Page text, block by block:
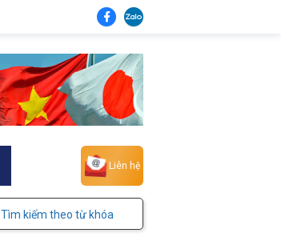
Liên hệ
Tìm kiếm theo từ khóa